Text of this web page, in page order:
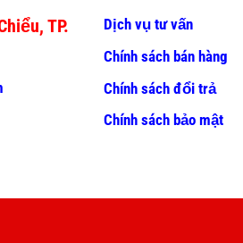
TP.
Dịch vụ tư vấn
Chính sách bán hàng
Chính sách đổi trả
Chính sách bảo mật